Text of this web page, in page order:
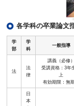
各学科の卒業論文
学
部
学
科
一般指導
法
法
律
講義（必修）
受講資格：3年
上
有効期限：無
日
本